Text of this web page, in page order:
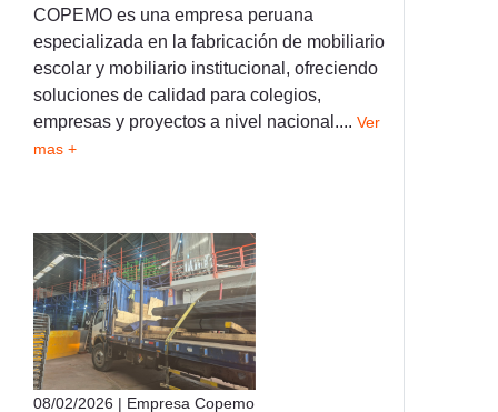
COPEMO es una empresa peruana
especializada en la fabricación de mobiliario
escolar y mobiliario institucional, ofreciendo
soluciones de calidad para colegios,
empresas y proyectos a nivel nacional.... Ver
mas +
08/02/2026 | Empresa Copemo